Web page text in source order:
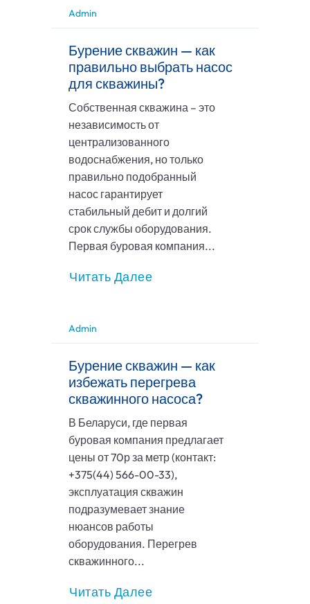
Admin
Бурение скважин — как
правильно выбрать насос
для скважины?
Собственная скважина – это
независимость от
централизованного
водоснабжения, но только
правильно подобранный
насос гарантирует
стабильный дебит и долгий
срок службы оборудования.
Первая буровая компания...
Читать Далее
Admin
Бурение скважин — как
избежать перегрева
скважинного насоса?
В Беларуси, где первая
буровая компания предлагает
цены от 70р за метр (контакт:
+375(44) 566-00-33),
эксплуатация скважин
подразумевает знание
нюансов работы
оборудования. Перегрев
скважинного...
Читать Далее